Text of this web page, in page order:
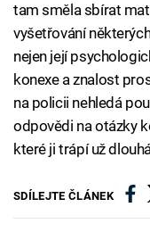
tam směla sbírat
vyšetřování
nejen její
konexe a znalost
na policii nehledá
odpovědi na otázky
které ji trápí už
SDÍLEJTE ČLÁNEK